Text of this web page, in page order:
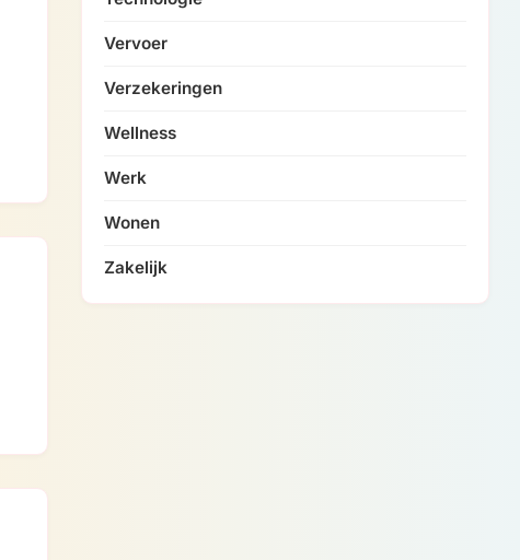
Vervoer
Verzekeringen
Wellness
Werk
Wonen
Zakelijk